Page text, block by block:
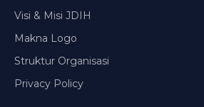
Visi & Misi JDIH
Makna Logo
Struktur Organisasi
Privacy Policy